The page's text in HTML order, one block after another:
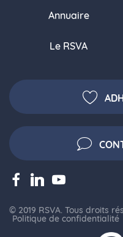
Annuaire
Le RSVA
© 2019 RSVA. Tous droits
Politique de confidentialité